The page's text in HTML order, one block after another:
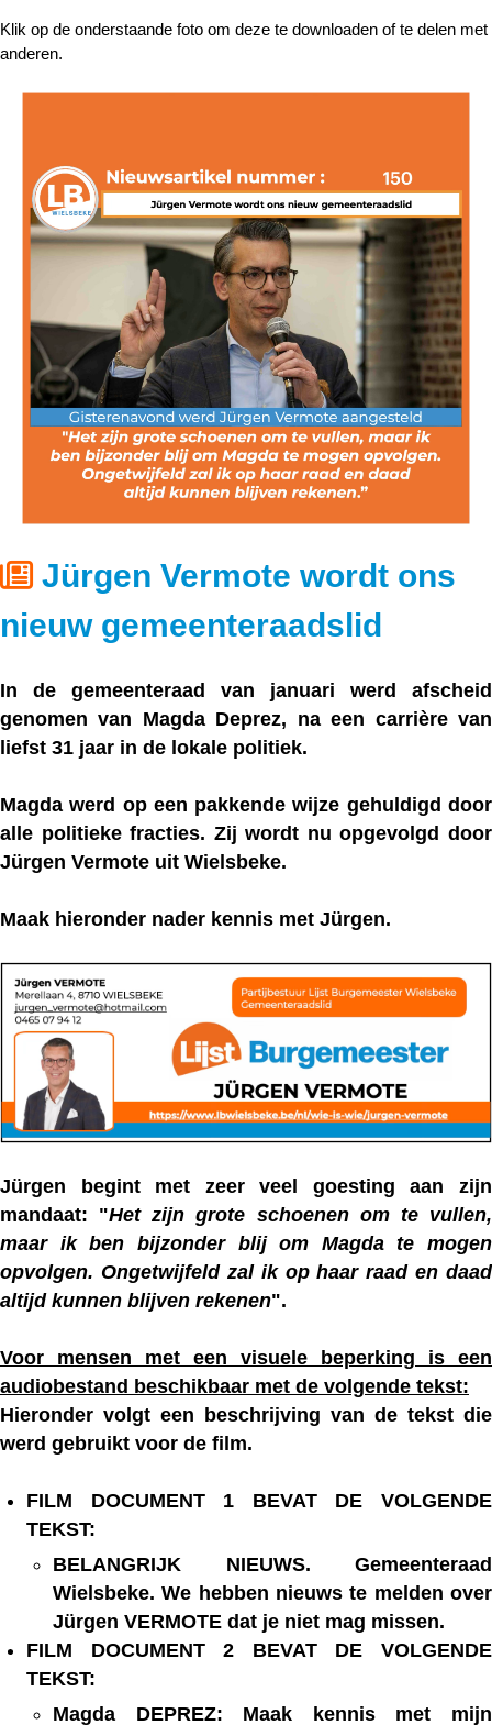
Klik op de onderstaande foto om deze te downloaden of te delen met
anderen.
Jürgen Vermote wordt ons
nieuw gemeenteraadslid
In de gemeenteraad van januari werd afscheid
genomen van Magda Deprez, na een carrière van
liefst 31 jaar in de lokale politiek.
Magda werd op een pakkende wijze gehuldigd door
alle politieke fracties. Zij wordt nu opgevolgd door
Jürgen Vermote uit Wielsbeke.
Maak hieronder nader kennis met Jürgen.
Jürgen begint met zeer veel goesting aan zijn
mandaat: "Het zijn grote schoenen om te vullen,
maar ik ben bijzonder blij om Magda te mogen
opvolgen. Ongetwijfeld zal ik op haar raad en daad
altijd kunnen blijven rekenen".
Voor mensen met een visuele beperking is een
audiobestand beschikbaar met de volgende tekst:
Hieronder volgt een beschrijving van de tekst die
werd gebruikt voor de film.
FILM DOCUMENT 1 BEVAT DE VOLGENDE
TEKST:
BELANGRIJK NIEUWS. Gemeenteraad
Wielsbeke. We hebben nieuws te melden over
Jürgen VERMOTE dat je niet mag missen.
FILM DOCUMENT 2 BEVAT DE VOLGENDE
TEKST:
Magda DEPREZ: Maak kennis met mijn